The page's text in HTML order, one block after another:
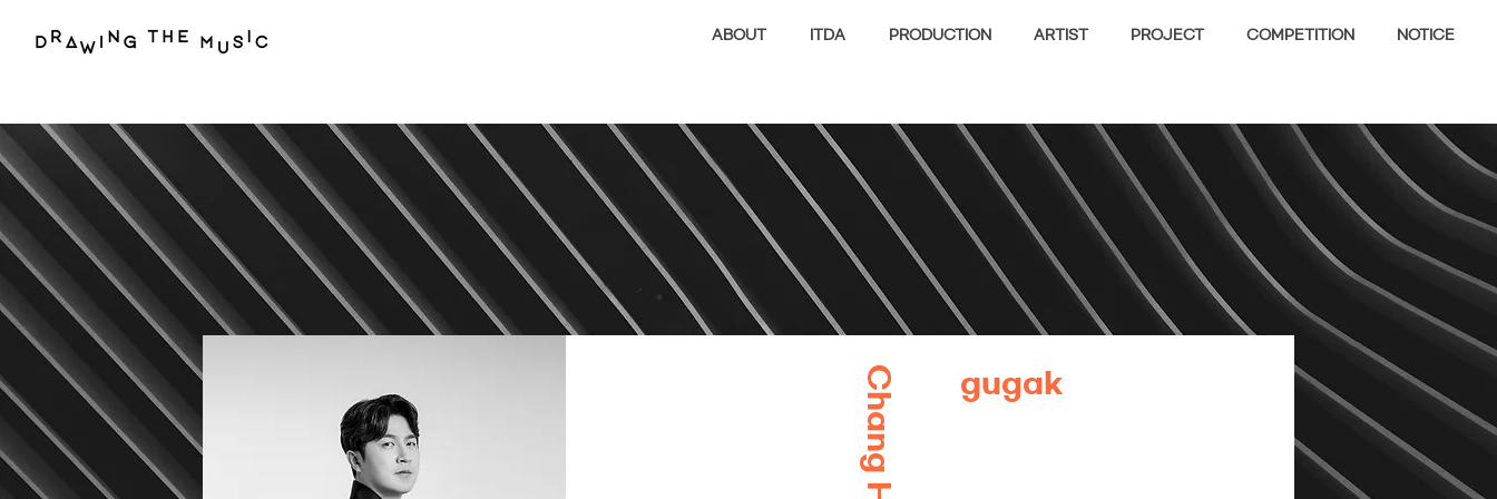
ABOUT ITDA PRODUCTION ARTIST PROJECT COMPETITION NOTICE
gugak